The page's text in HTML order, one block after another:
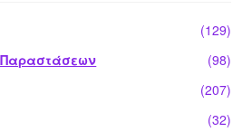
(129)
Παραστάσεων
(98)
(207)
(32)